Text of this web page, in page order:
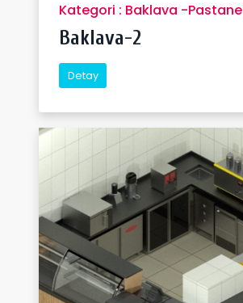
Kategori : Baklava -Pastane
Baklava-2
Detay